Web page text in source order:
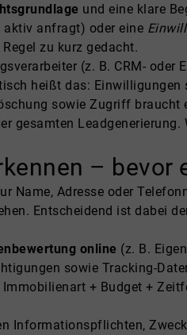
und eine klare
aktiv anfragt) oder eine
zu kurz gedacht.
(z. B. CRM- oder
heißt das:
sowie Zugriff braucht
gesamten Leadgenerierung.
– bevor
Name, Adresse oder
Entscheidend ist dabei
online (z. B.
sowie Tracking-
+ Budget +
Informationspflichten,